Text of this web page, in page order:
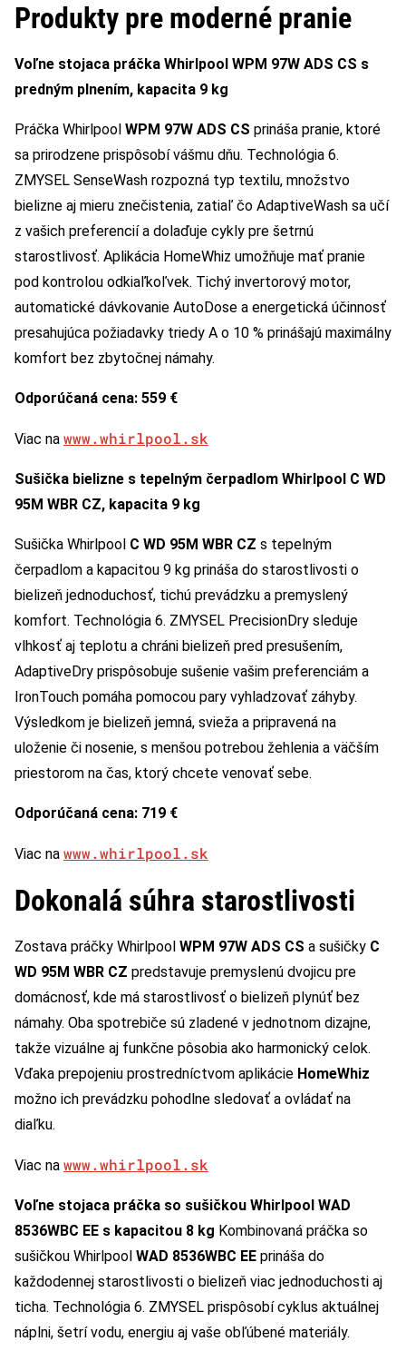
Produkty pre moderné pranie
Voľne stojaca práčka Whirlpool WPM 97W ADS CS s
predným plnením, kapacita 9 kg
Práčka Whirlpool WPM 97W ADS CS prináša pranie, ktoré
sa prirodzene prispôsobí vášmu dňu. Technológia 6.
ZMYSEL SenseWash rozpozná typ textilu, množstvo
bielizne aj mieru znečistenia, zatiaľ čo AdaptiveWash sa učí
z vašich preferencií a dolaďuje cykly pre šetrnú
starostlivosť. Aplikácia HomeWhiz umožňuje mať pranie
pod kontrolou odkiaľkoľvek. Tichý invertorový motor,
automatické dávkovanie AutoDose a energetická účinnosť
presahujúca požiadavky triedy A o 10 % prinášajú maximálny
komfort bez zbytočnej námahy.
Odporúčaná cena: 559 €
Viac na www.whirlpool.sk
Sušička bielizne s tepelným čerpadlom Whirlpool C WD
95M WBR CZ, kapacita 9 kg
Sušička Whirlpool C WD 95M WBR CZ s tepelným
čerpadlom a kapacitou 9 kg prináša do starostlivosti o
bielizeň jednoduchosť, tichú prevádzku a premyslený
komfort. Technológia 6. ZMYSEL PrecisionDry sleduje
vlhkosť aj teplotu a chráni bielizeň pred presušením,
AdaptiveDry prispôsobuje sušenie vašim preferenciám a
IronTouch pomáha pomocou pary vyhladzovať záhyby.
Výsledkom je bielizeň jemná, svieža a pripravená na
uloženie či nosenie, s menšou potrebou žehlenia a väčším
priestorom na čas, ktorý chcete venovať sebe.
Odporúčaná cena: 719 €
Viac na www.whirlpool.sk
Dokonalá súhra starostlivosti
Zostava práčky Whirlpool WPM 97W ADS CS a sušičky C
WD 95M WBR CZ predstavuje premyslenú dvojicu pre
domácnosť, kde má starostlivosť o bielizeň plynúť bez
námahy. Oba spotrebiče sú zladené v jednotnom dizajne,
takže vizuálne aj funkčne pôsobia ako harmonický celok.
Vďaka prepojeniu prostredníctvom aplikácie HomeWhiz
možno ich prevádzku pohodlne sledovať a ovládať na
diaľku.
Viac na www.whirlpool.sk
Voľne stojaca práčka so sušičkou Whirlpool WAD
8536WBC EE s kapacitou 8 kg Kombinovaná práčka so
sušičkou Whirlpool WAD 8536WBC EE prináša do
každodennej starostlivosti o bielizeň viac jednoduchosti aj
ticha. Technológia 6. ZMYSEL prispôsobí cyklus aktuálnej
náplni, šetrí vodu, energiu aj vaše obľúbené materiály.